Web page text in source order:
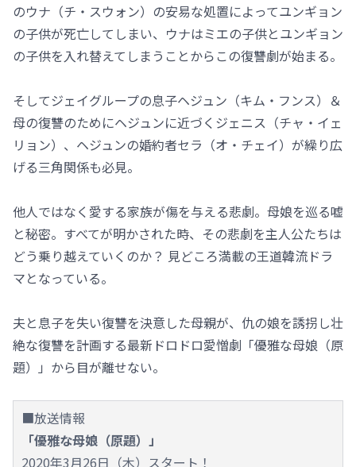
のウナ（チ・スウォン）の安易な処置によってユンギョン
の子供が死亡してしまい、ウナはミエの子供とユンギョン
の子供を入れ替えてしまうことからこの復讐劇が始まる。
そしてジェイグループの息子ヘジュン（キム・フンス）＆
母の復讐のためにヘジュンに近づくジェニス（チャ・イェ
リョン）、ヘジュンの婚約者セラ（オ・チェイ）が繰り広
げる三角関係も必見。
他人ではなく愛する家族が傷を与える悲劇。母娘を巡る嘘
と秘密。すべてが明かされた時、その悲劇を主人公たちは
どう乗り越えていくのか？ 見どころ満載の王道韓流ドラ
マとなっている。
夫と息子を失い復讐を決意した母親が、仇の娘を誘拐し壮
絶な復讐を計画する最新ドロドロ愛憎劇「優雅な母娘（原
題）」から目が離せない。
■放送情報
「優雅な母娘（原題）」
2020年3月26日（木）スタート！